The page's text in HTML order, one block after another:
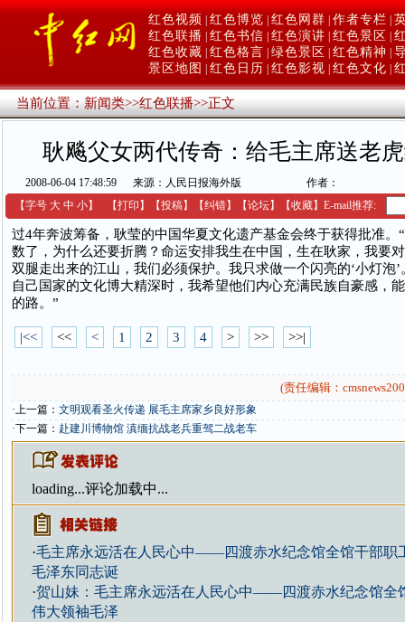
红色视频 红色博览 红色网群 作者专栏
红色联播 红色书信 红色演讲 红色景区
红色收藏 红色格言 绿色景区 红色精神
景区地图
红色日历 红色影视 红色文化
当前位置：新闻类>>红色联播>>正文
耿飚父女两代传奇：给毛主席送老
2008-06-04 17:48:59 来源：人民日报海外版
作者：
【字号 大 中 小】 【打印 】 【投稿】 【纠错】 【论坛】 【收藏】 E-mail推荐:
过4年奔波筹备，耿莹的中国华夏文化遗产基金会终于获得批准。
数了，为什么还要折腾？命运安排我生在中国，生在耿家，我要
双腿走出来的江山，我们必须保护。我只求做一个闪亮的‘小灯泡
自己国家的文化博大精深时，我希望他们内心充满民族自豪感，
的路。”
|<< << < 1 2 3 4 > >> >>|
(责任编辑：
·上一篇： 文明观看圣火传递 展毛主席家乡良好形象
·下一篇： 赴建川博物馆 滇缅抗战老兵重驾二战老车
loading...评论加载中...
·毛主席永远活在人民心中——四渡赤水纪念馆全馆干部职
毛泽东同志诞
·贺山妹：毛主席永远活在人民心中——四渡赤水纪念馆全
伟大领袖毛泽